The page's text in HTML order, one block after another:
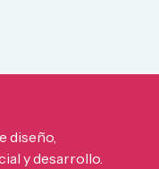
diseño,
y desarrollo.